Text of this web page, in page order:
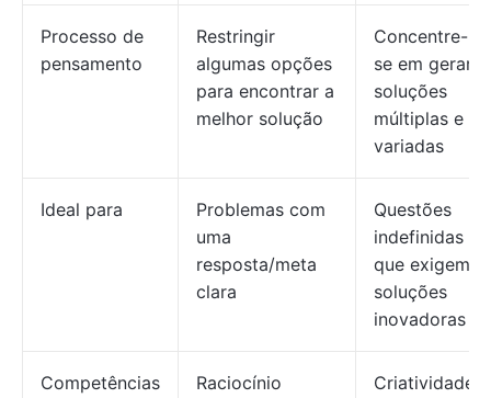
Processo de
pensamento
Restringir
algumas opções
para encontrar a
melhor solução
Concentre-
se em gerar
soluções
múltiplas e
variadas
Ideal para
Problemas com
uma
resposta/meta
clara
Questões
indefinidas
que exigem
soluções
inovadoras
Competências
Raciocínio
Criatividade